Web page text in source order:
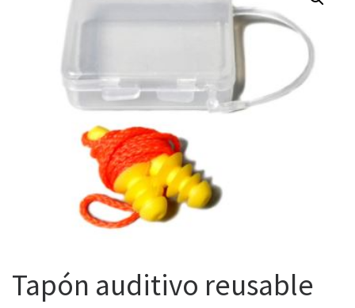
Tapón auditivo reusable